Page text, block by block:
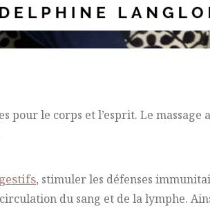
le corps et l’esprit. Le massage
, stimuler les défenses
du sang et de la lymphe.